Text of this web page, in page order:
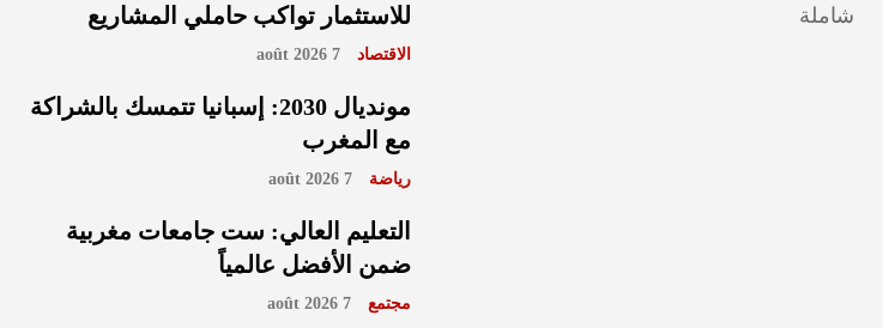
للاستثمار تواكب حاملي المشاريع
الاقتصاد 7 août 2026
مونديال 2030: إسبانيا تتمسك بالشراكة
مع المغرب
رياضة 7 août 2026
التعليم العالي: ست جامعات مغربية
ضمن الأفضل عالمياً
مجتمع 7 août 2026
شاملة